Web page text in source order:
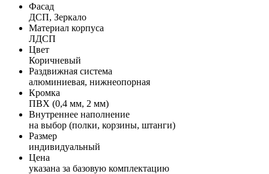
Фасад
ДСП, Зеркало
Материал корпуса
ЛДСП
Цвет
Коричневый
Раздвижная система
алюминиевая, нижнеопорная
Кромка
ПВХ (0,4 мм, 2 мм)
Внутреннее наполнение
на выбор (полки, корзины, штанги)
Размер
индивидуальный
Цена
указана за базовую комплектацию